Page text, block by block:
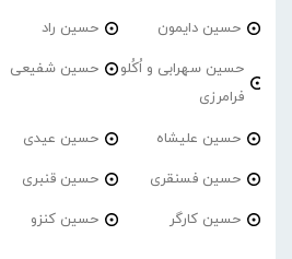
حسین دایمون حسین راد
حسین سهرابی و اُکُلو
فرامرزی
حسین شفیعی
حسین علیشاه حسین عیدی
حسین فسنقری حسین قنبری
حسین کارگر حسین کنزو